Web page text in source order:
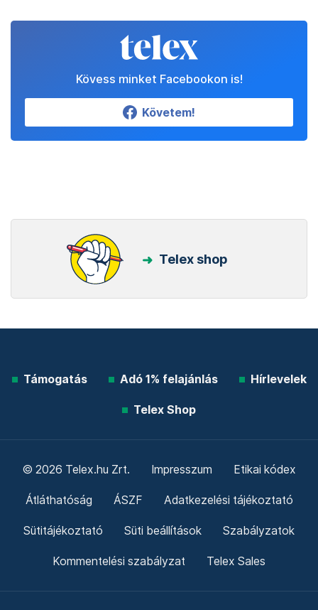
Kövess minket Facebookon is!
Követem!
Telex shop
Támogatás Adó 1% felajánlás Hírlevelek
Telex Shop
© 2026 Telex.hu Zrt. Impresszum Etikai kódex
Átláthatóság ÁSZF Adatkezelési tájékoztató
Sütitájékoztató Süti beállítások Szabályzatok
Kommentelési szabályzat Telex Sales